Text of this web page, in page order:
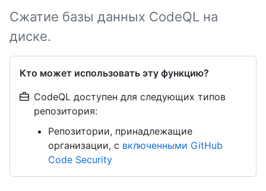
Сжатие базы данных CodeQL на
диске.
Кто может использовать эту функцию?
CodeQL доступен для следующих типов
репозитория:
Репозитории, принадлежащие
организации, с включенными GitHub
Code Security